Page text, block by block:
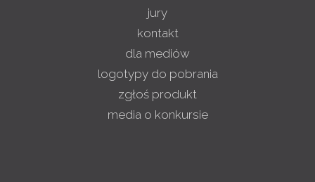
jury
kontakt
dla mediów
logotypy do pobrania
zgłoś produkt
media o konkursie